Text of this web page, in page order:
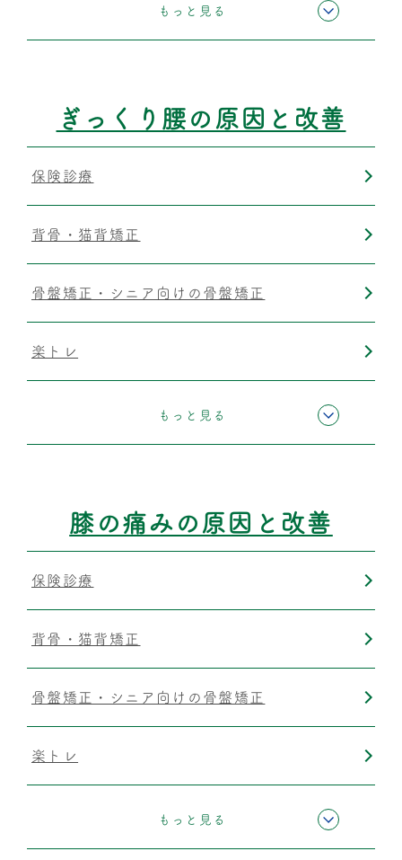
もっと見る
ぎっくり腰の原因と改善
保険診療
背骨・猫背矯正
骨盤矯正・シニア向けの骨盤矯正
楽トレ
もっと見る
膝の痛みの原因と改善
保険診療
背骨・猫背矯正
骨盤矯正・シニア向けの骨盤矯正
楽トレ
もっと見る